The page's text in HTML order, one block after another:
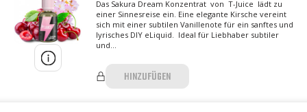
Das Sakura Dream Konzentrat von T-Juice lädt zu
einer Sinnesreise ein. Eine elegante Kirsche vereint
sich mit einer subtilen Vanillenote für ein sanftes und
lyrisches DIY eLiquid. Ideal für Liebhaber subtiler
und...
HINZUFÜGEN